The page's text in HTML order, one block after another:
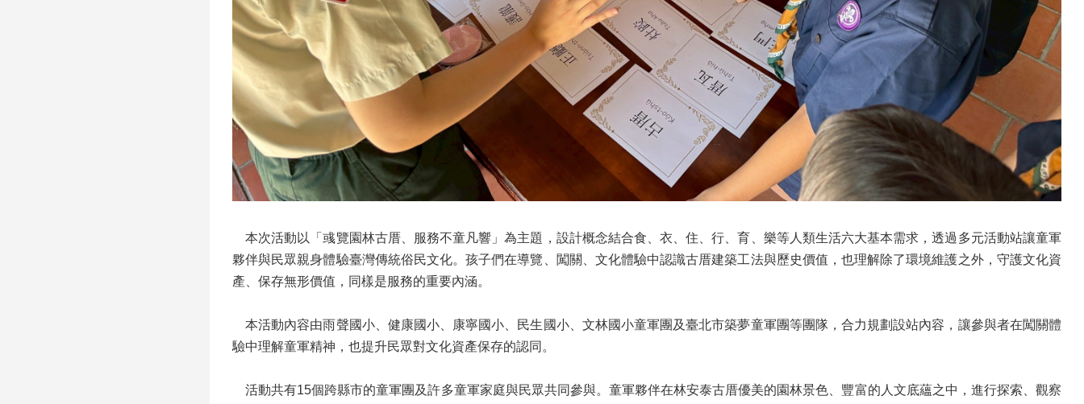
本次活動以「彧覽園林古厝、服務不童凡響」為主題，設計概念結合食、衣、住、行、育、樂等人類生活六大基本需求，透過多元活動站讓童軍
夥伴與民眾親身體驗臺灣傳統俗民文化。孩子們在導覽、闖關、文化體驗中認識古厝建築工法與歷史價值，也理解除了環境維護之外，守護文化資
產、保存無形價值，同樣是服務的重要內涵。
本活動內容由雨聲國小、健康國小、康寧國小、民生國小、文林國小童軍團及臺北市築夢童軍團等團隊，合力規劃設站內容，讓參與者在闖關體
驗中理解童軍精神，也提升民眾對文化資產保存的認同。
活動共有15個跨縣市的童軍團及許多童軍家庭與民眾共同參與。童軍夥伴在林安泰古厝優美的園林景色、豐富的人文底蘊之中，進行探索、觀察